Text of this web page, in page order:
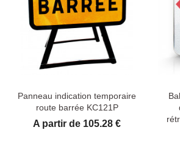
Panneau indication temporaire
route barrée KC121P
Prix
A partir de 105.28 €